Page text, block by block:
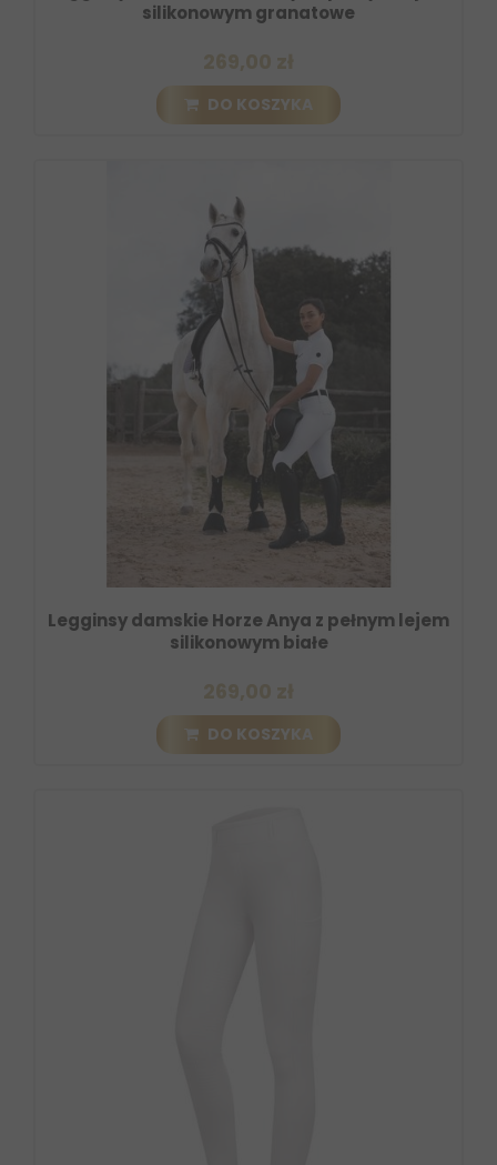
silikonowym granatowe
DO KOSZYKA
Legginsy damskie Horze Anya z pełnym lejem
silikonowym białe
DO KOSZYKA